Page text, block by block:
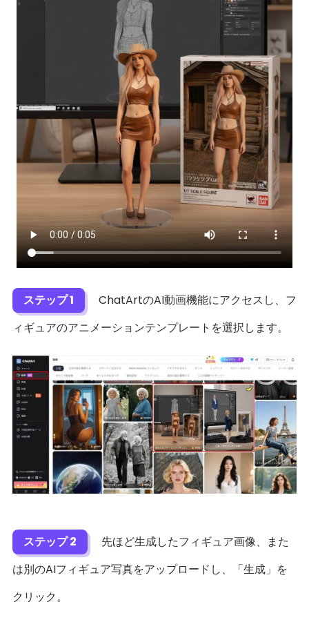
ステップ 1
ChatArtのAI動画機能にアクセスし、フ
ィギュアのアニメーションテンプレートを選択します。
ステップ 2
先ほど生成したフィギュア画像、また
は別のAIフィギュア写真をアップロードし、「生成」を
クリック。